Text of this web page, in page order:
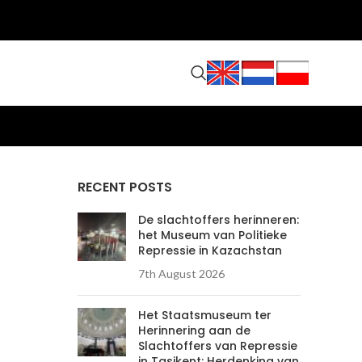
RECENT POSTS
De slachtoffers herinneren:
het Museum van Politieke
Repressie in Kazachstan
7th August 2026
Het Staatsmuseum ter
Herinnering aan de
Slachtoffers van Repressie